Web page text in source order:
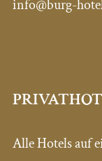
info@burg-
Alle Hotels auf